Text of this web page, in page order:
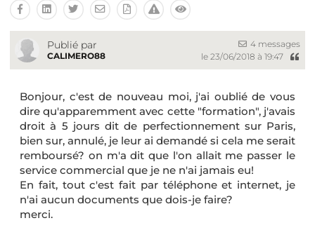
Publié par
CALIMERO88
4 messages
le 23/06/2018 à 19:47
Bonjour, c'est de nouveau moi, j'ai oublié de vous
dire qu'apparemment avec cette "formation", j'avais
droit à 5 jours dit de perfectionnement sur Paris,
bien sur, annulé, je leur ai demandé si cela me serait
remboursé? on m'a dit que l'on allait me passer le
service commercial que je ne n'ai jamais eu!
En fait, tout c'est fait par téléphone et internet, je
n'ai aucun documents que dois-je faire?
merci.